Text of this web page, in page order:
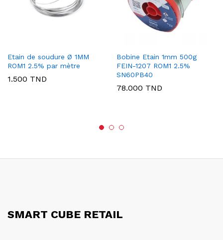
Etain de soudure Ø 1MM
ROM1 2.5% par mètre
1.500 TND
Bobine Etain 1mm 500g
FEIN-1207 ROM1 2.5%
SN60PB40
78.000 TND
SMART CUBE RETAIL